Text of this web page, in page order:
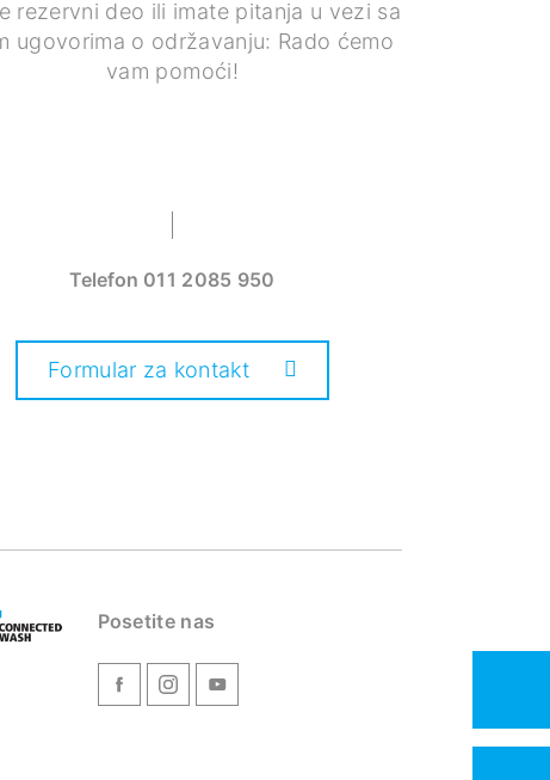
rezervni deo ili imate pitanja u vezi sa
ugovorima o održavanju: Rado ćemo
vam pomoći!
Telefon 011 2085 950
Formular za kontakt
Posetite nas